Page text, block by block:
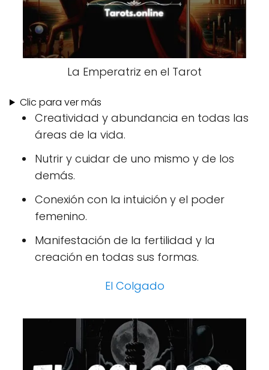
La Emperatriz en el Tarot
Clic para ver más
Creatividad y abundancia en todas las
áreas de la vida.
Nutrir y cuidar de uno mismo y de los
demás.
Conexión con la intuición y el poder
femenino.
Manifestación de la fertilidad y la
creación en todas sus formas.
El Colgado